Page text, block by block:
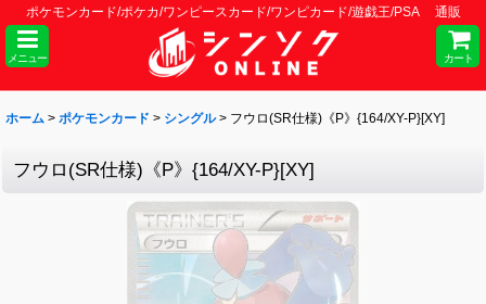
ポケモンカード/ポケカ/ワンピースカード/ワンピカード/遊戯王/PSA 通販
メニュー カート
ホーム > ポケモンカード > シングル > フウロ(SR仕様)《P》{164/XY-P}[XY]
フウロ(SR仕様)《P》{164/XY-P}[XY]